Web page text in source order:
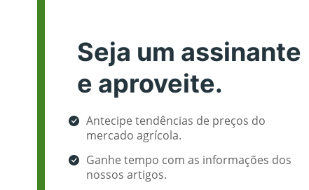
Seja um assinante
e aproveite.
Antecipe tendências de preços do
mercado agrícola.
Ganhe tempo com as informações dos
nossos artigos.